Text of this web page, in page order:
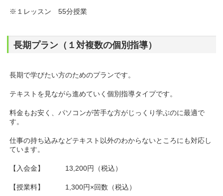
※１レッスン 55分授業
長期プラン（１対複数の個別指導）
長期で学びたい方のためのプランです。
テキストを見ながら進めていく個別指導タイプです。
料金もお安く、パソコンが苦手な方がじっくり学ぶのに最適で
す。
仕事の持ち込みなどテキスト以外のわからないところにも対応し
ています。
【入会金】 13,200円（税込）
【授業料】 1,300円×回数（税込）